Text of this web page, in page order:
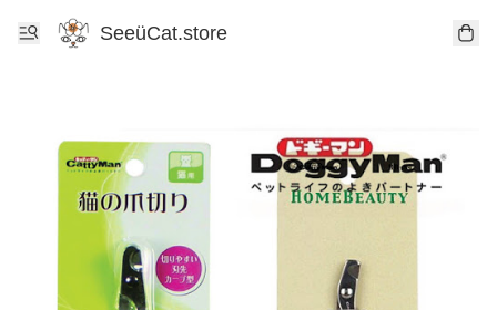
SeeüCat.store